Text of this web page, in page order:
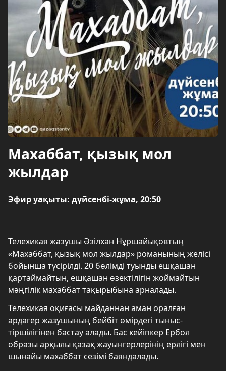
Махаббат, қызық мол
жылдар
Эфир уақыты: дүйсенбі-жұма, 20:50
Телехикая жазушы Әзілхан Нұршайықовтың
«Махаббат, қызық мол жылдар» романының желісі
бойынша түсірілді. 20 бөлімді туынды ешқашан
қартаймайтын, ешқашан өзектілігін жоймайтын
мәңгілік махаббат тақырыбына арналады.
Телехикая оқиғасы майданнан аман оралған
ардагер жазушының бейбіт өмірдегі тыныс-
тіршілігінен бастау алады. Бас кейіпкер Ербол
образы арқылы қазақ жауынгерлерінің ерлігі мен
шынайы махаббат сезімі баяндалады.